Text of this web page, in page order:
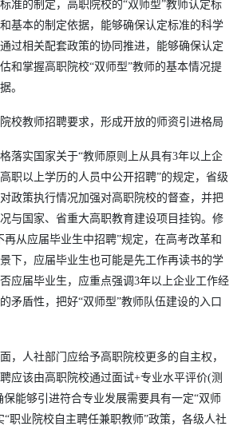
准的制定，高职院校的“双师型”教师认定标
基本的制定依据，能够确保认定标准的科学
过相关配套政策的协同推进，能够确保认定
和掌握高职院校“双师型”教师的基本情况提
。
校教师招聘要求，形成开放的师资引进格局
落实国家关于“教师原则上从具有3年以上企
职以上学历的人员中公开招聘”的规定，省级
政策执行情况加强对高职院校的督查，并把
与国家、省重大高职教育建设项目挂钩。修
再从应届毕业生中招聘”规定，在高考改革和
下，应届毕业生也可能是先工作再读书的学
应届毕业生，应重点强调3年以上企业工作经
矛盾性，把好“双师型”教师队伍建设的入口
，人社部门应给予高职院校更多的自主权，
应该由高职院校通过面试+专业水平评价(测
能够引进符合专业发展需要具有一定“双师
“职业院校自主聘任兼职教师”政策，各级人社